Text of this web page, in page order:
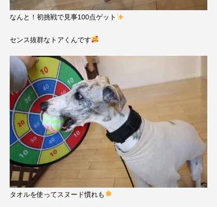
なんと！初挑戦で見事100点ゲット
センス抜群なトアくんです
タオルを使ってスヌード慣れも